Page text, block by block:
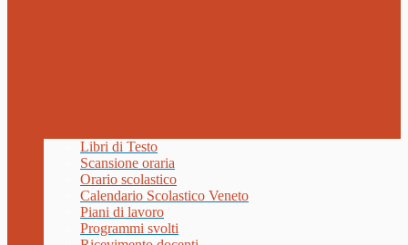
Libri di Testo
Scansione oraria
Orario scolastico
Calendario Scolastico Veneto
Piani di lavoro
Programmi svolti